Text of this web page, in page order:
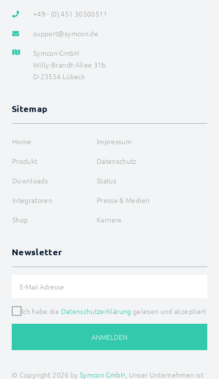
EIB_SetRGB
EIB_Str
EIB_Time
EIB_Value
Geräteliste
LJQuick
Matter
Modbus RTU/TCP
Möhlenhoff Alpha 2
OCPP
SageGlass (BACnet)
Siemens OZW
SPS: Siemens, Vipa, Logo
Technische Alternative
Türsprechanlagen
W&T
Weishaupt
WMRS200
xComfort
+49 - (0) 451 30500511
support@symcon.de
Symcon GmbH
Willy-Brandt-Allee 31b
D-23554 Lübeck
Sitemap
Home
Impressum
Produkt
Datenschutz
Downloads
Status
Integratoren
Presse & Medien
Shop
Karriere
Newsletter
Ich habe die Datenschutzerklärung gelesen und akzeptiert
ANMELDEN
© Copyright 2026 by Symcon GmbH, Unser Unternehmen ist